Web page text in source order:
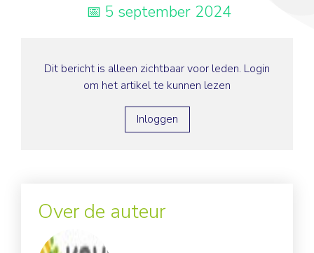
5 september 2024
Dit bericht is alleen zichtbaar voor leden. Login
om het artikel te kunnen lezen
Inloggen
Over de auteur